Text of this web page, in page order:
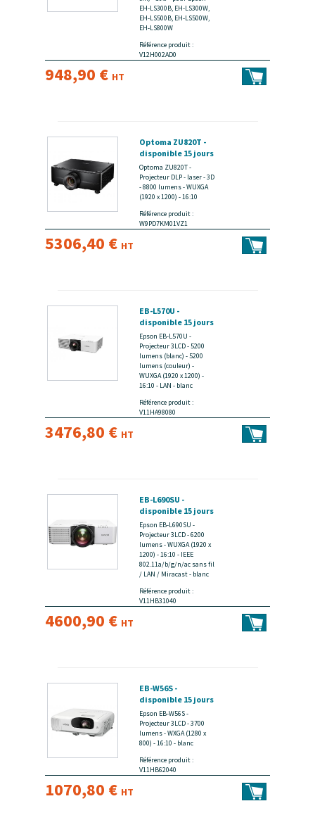
EH-LS300B, EH-LS300W,
EH-LS500B, EH-LS500W,
EH-LS800W
Référence produit :
V12H002AD0
948,90 € HT
Optoma ZU820T -
disponible 15 jours
Optoma ZU820T -
Projecteur DLP - laser - 3D
- 8800 lumens - WUXGA
(1920 x 1200) - 16:10
Référence produit :
W9PD7KM01VZ1
5306,40 € HT
EB-L570U -
disponible 15 jours
Epson EB-L570U -
Projecteur 3LCD - 5200
lumens (blanc) - 5200
lumens (couleur) -
WUXGA (1920 x 1200) -
16:10 - LAN - blanc
Référence produit :
V11HA98080
3476,80 € HT
EB-L690SU -
disponible 15 jours
Epson EB-L690SU -
Projecteur 3LCD - 6200
lumens - WUXGA (1920 x
1200) - 16:10 - IEEE
802.11a/b/g/n/ac sans fil
/ LAN / Miracast - blanc
Référence produit :
V11HB31040
4600,90 € HT
EB-W56S -
disponible 15 jours
Epson EB-W56S -
Projecteur 3LCD - 3700
lumens - WXGA (1280 x
800) - 16:10 - blanc
Référence produit :
V11HB62040
1070,80 € HT